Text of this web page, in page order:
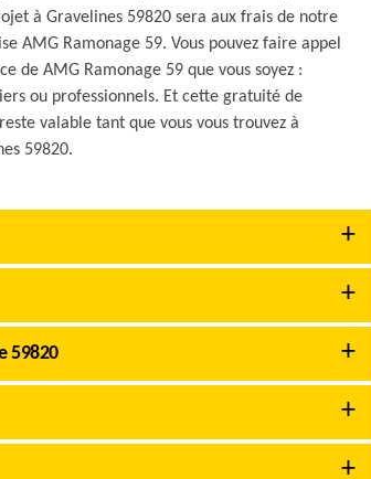
à Gravelines 59820 sera aux frais de notre
AMG Ramonage 59. Vous pouvez faire appel
de AMG Ramonage 59 que vous soyez :
ou professionnels. Et cette gratuité de
valable tant que vous vous trouvez à
59820.
59820